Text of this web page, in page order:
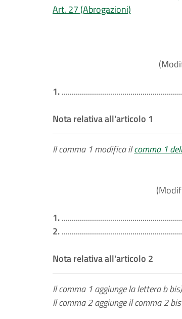
Art. 27 (Abrogazioni)
1.
Nota relativa all'articolo 1
Il comma 1 modifica ilcomma 1
1.
2.
Nota relativa all'articolo 2
Il comma 1 aggiunge la lettera b
Il comma 2 aggiunge il comma 2 bis